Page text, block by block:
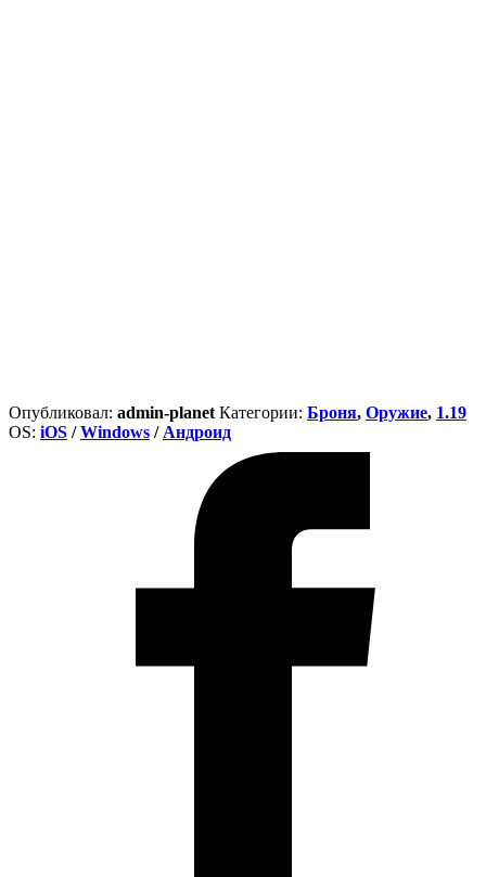
Опубликовал: admin-planet Категории: Броня, Оружие, 1.19
ОS: iOS /Windows / Андроид